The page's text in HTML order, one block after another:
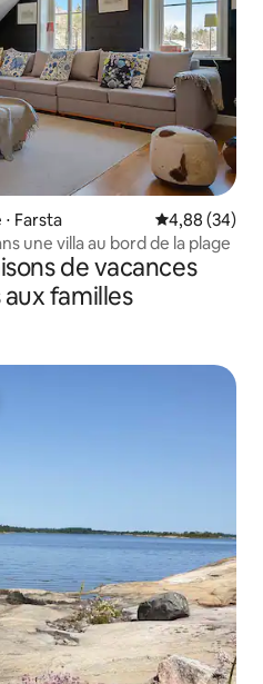
Farsta Évaluation
4,88 (34)
une villa au bord de la plage
de vacances
familles